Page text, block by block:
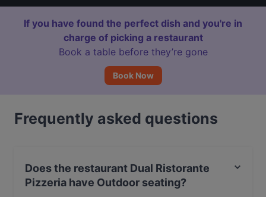
If you have found the perfect dish and you're in
charge of picking a restaurant
Book a table before they’re gone
Book Now
Frequently asked questions
Does the restaurant Dual Ristorante
Pizzeria have Outdoor seating?